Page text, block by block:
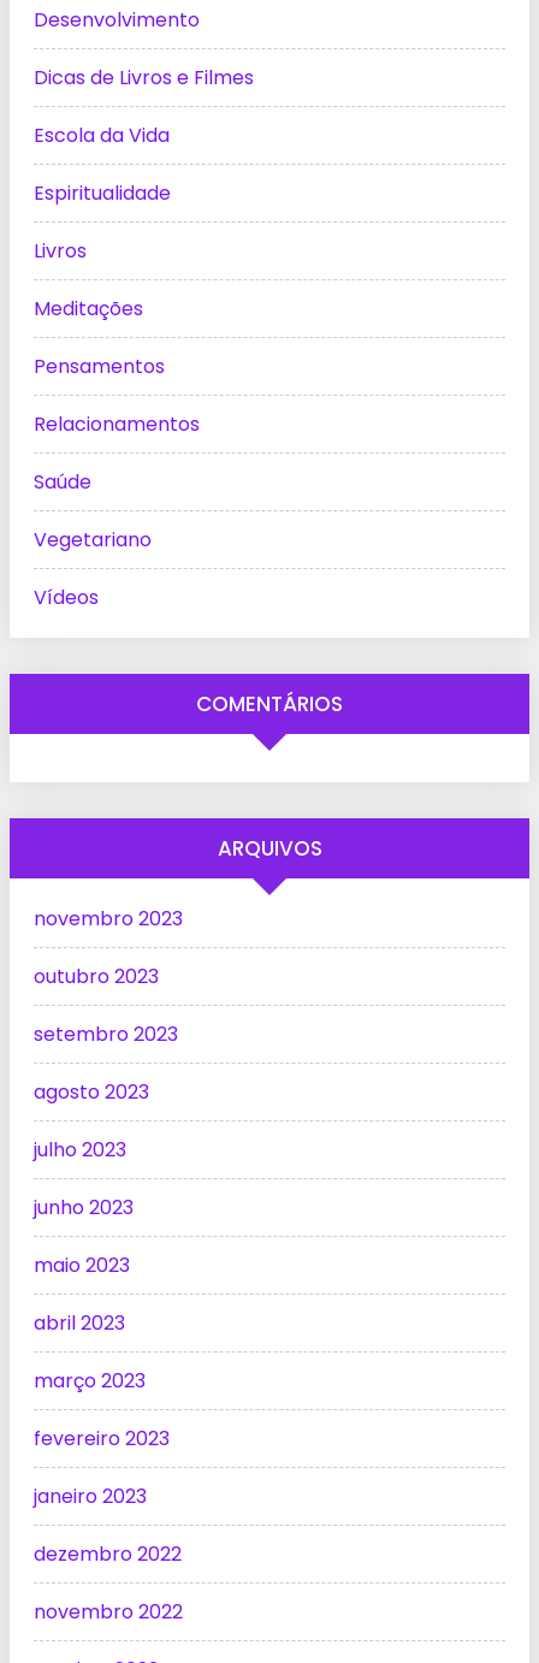
Desenvolvimento
Dicas de Livros e Filmes
Escola da Vida
Espiritualidade
Livros
Meditações
Pensamentos
Relacionamentos
Saúde
Vegetariano
Vídeos
COMENTÁRIOS
ARQUIVOS
novembro 2023
outubro 2023
setembro 2023
agosto 2023
julho 2023
junho 2023
maio 2023
abril 2023
março 2023
fevereiro 2023
janeiro 2023
dezembro 2022
novembro 2022